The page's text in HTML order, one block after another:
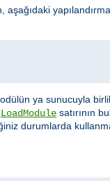
ya sunucuyla
LoadModule satırının
durumlarda